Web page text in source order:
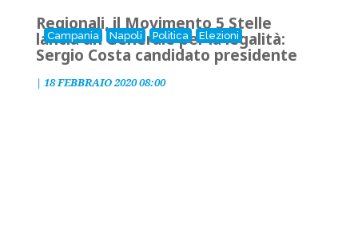
Campania Napoli Politica Elezioni
Regionali, il Movimento 5 Stelle
lancia un Generale per la legalità:
Sergio Costa candidato presidente
| 18 FEBBRAIO 2020 08:00